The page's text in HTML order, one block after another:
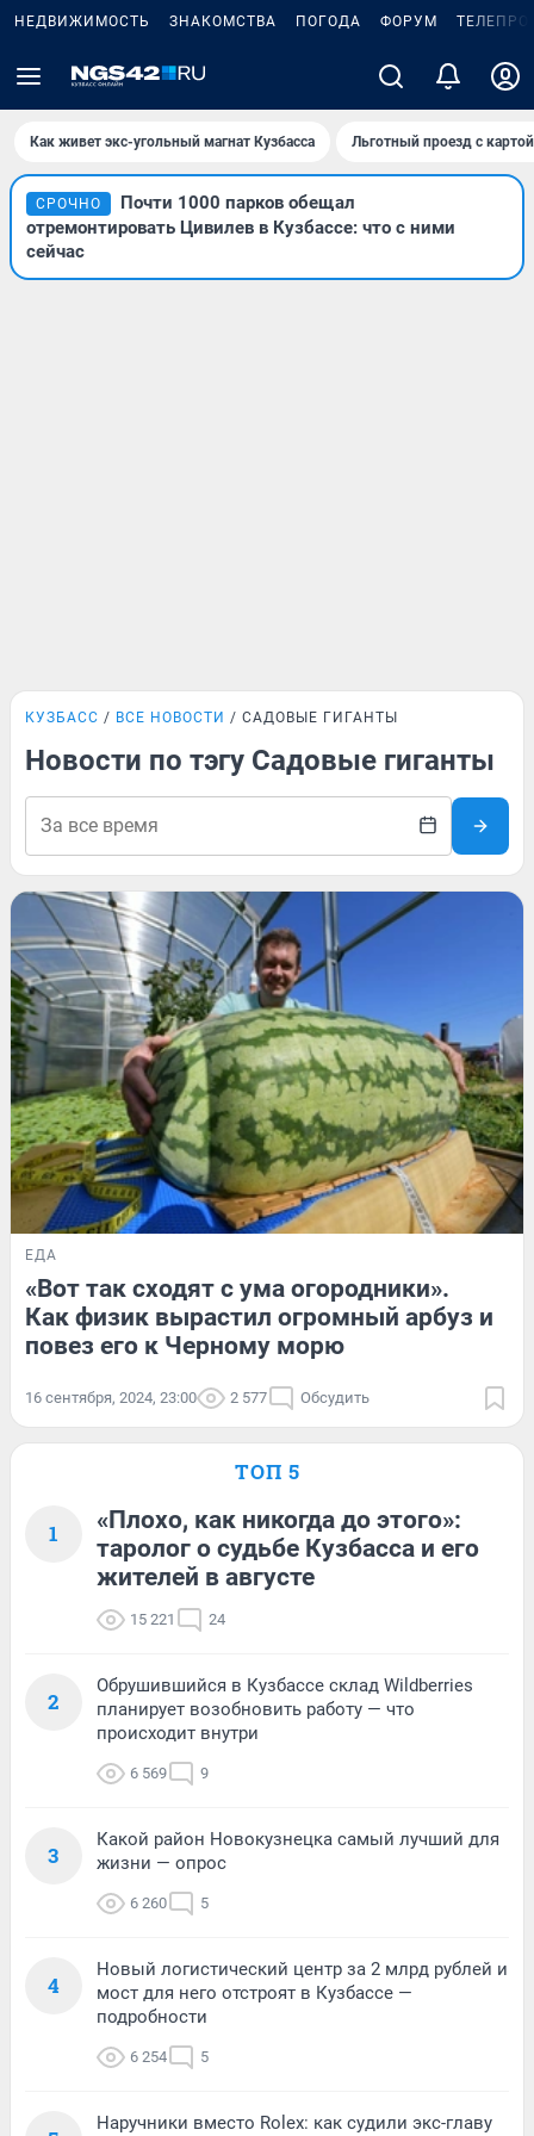
НЕДВИЖИМОСТЬ ЗНАКОМСТВА ПОГОДА ФОРУМ
Как живет экс-угольный магнат Кузбасса Льготный проезд с
СРОЧНО
Почти 1000 парков обещал
отремонтировать Цивилев в Кузбассе: что с ними
сейчас
КУЗБАСС ВСЕ НОВОСТИ САДОВЫЕ ГИГАНТЫ
Новости по тэгу Садовые гиганты
ЕДА
«Вот так сходят с ума огородники».
Как физик вырастил огромный арбуз и
повез его к Черному морю
16 сентября, 2024, 23:00 2 577 Обсудить
ТОП 5
1
«Плохо, как никогда до этого»:
таролог о судьбе Кузбасса и его
жителей в августе
15 221 24
2
Обрушившийся в Кузбассе склад Wildberries
планирует возобновить работу — что
происходит внутри
6 569 9
3
Какой район Новокузнецка самый лучший для
жизни — опрос
6 260 5
4
Новый логистический центр за 2 млрд рублей и
мост для него отстроят в Кузбассе —
подробности
6 254 5
Наручники вместо Rolex: как судили экс-главу